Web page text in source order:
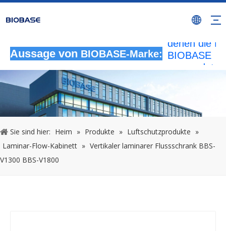
Aussage von BIOBASE-Marke:
Alle nicht
autorisierten
Aktivitäten,
denen die
BIOBASE
verwendet
Verletzung
Haftung
20240510
Sie sind hier: Heim » Produkte » Luftschutzprodukte »
Laminar-Flow-Kabinett » Vertikaler laminarer Flussschrank BBS-
V1300 BBS-V1800